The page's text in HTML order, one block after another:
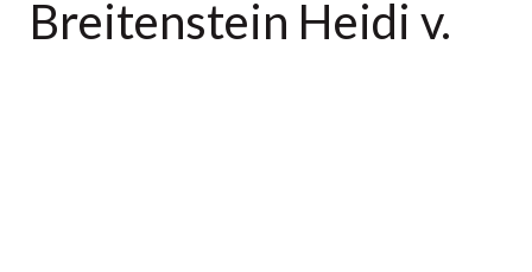
Breitenstein Heidi v.